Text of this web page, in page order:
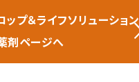
プ＆ライフソリューション
剤ページへ